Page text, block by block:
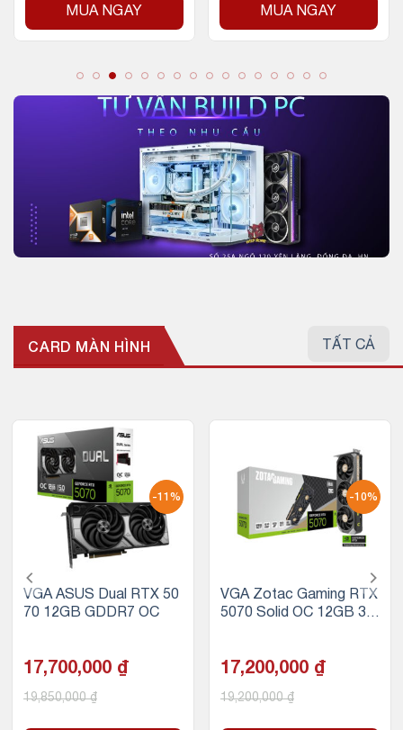
MUA NGAY MUA NGAY
CARD MÀN HÌNH
-11%
VGA ASUS Dual RTX 50
70 12GB GDDR7 OC
17,700,000 ₫
19,850,000₫
-10%
VGA Zotac Gaming RTX
5070 Solid OC 12GB 3 F
17,200,000 ₫
19,200,000₫
TẤT CẢ